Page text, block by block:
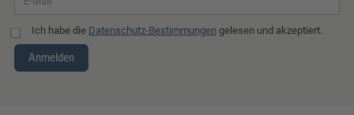
Ich habe die Datenschutz-Bestimmungen gelesen und akzeptiert.
Anmelden